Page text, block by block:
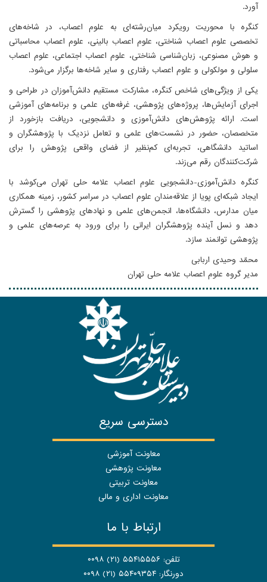
آورد.
کنگره با محوریت رویکرد میان‌رشته‌ای به علوم اعصاب، در شاخه‌های
تخصصی علوم اعصاب شناختی، علوم اعصاب بالینی، علوم اعصاب محاسباتی
و هوش مصنوعی، زبان‌شناسی شناختی، علوم اعصاب اجتماعی، علوم اعصاب
سلولی و مولکولی و علوم اعصاب رفتاری و سایر شاخه‌ها برگزار می‌شود.
یکی از ویژگی‌های شاخص کنگره، مشارکت مستقیم دانش‌آموزان در طراحی و
اجرای آزمایش‌ها، پروژه‌های پژوهشی، غرفه‌های علمی و برنامه‌های آموزشی
است. ارائه پژوهش‌های دانش‌آموزی و دانشجویی، دریافت بازخورد از
متخصصان، حضور در نشست‌های علمی و تعامل نزدیک با پژوهشگران و
اساتید دانشگاهی، تجربه‌ای کم‌نظیر از فضای واقعی پژوهش را برای
شرکت‌کنندگان رقم می‌زند.
کنگره دانش‌آموزی-دانشجویی علوم اعصاب علامه حلی تهران می‌کوشد با
ایجاد شبکه‌ای پویا از علاقه‌مندان علوم اعصاب در سراسر کشور، زمینه همکاری
میان مدارس، دانشگاه‌ها، انجمن‌های علمی و نهادهای پژوهشی را گسترش
دهد و نسل آینده پژوهشگران ایرانی را برای ورود به عرصه‌های علمی و
پژوهشی توانمند سازد.
محمّد وحیدی اربابی
مدیر گروه علوم اعصاب علامه حلی تهران
دسترسی سریع
معاونت آموزشی
معاونت پژوهشی
معاونت تربیتی
معاونت اداری و مالی
ارتباط با ما
تلفن: ۵۵۴۱۵۵۵۶ (۲۱) ۰۰۹۸
دورنگار: ۵۵۴۰۹۳۵۴ (۲۱) ۰۰۹۸